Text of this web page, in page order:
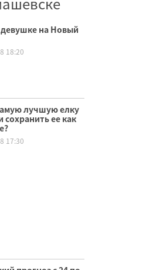
на Новый
18:20
лучшую елку
сохранить ее как
17:30